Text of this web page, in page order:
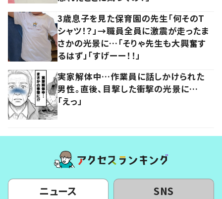
3歳息子を見た保育園の先生「何そのT
シャツ！？」→職員全員に激震が走ったま
さかの光景に…「そりゃ先生も大興奮す
るはず」「すげーー！！」
実家解体中…作業員に話しかけられた
男性。直後、目撃した衝撃の光景に…
「えっ」
ニュース SNS